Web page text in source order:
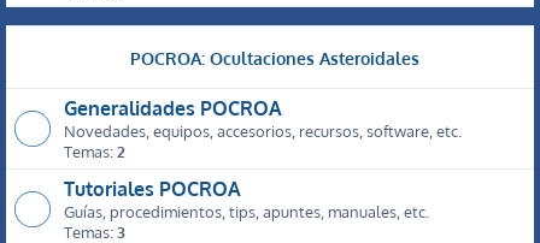
POCROA: Ocultaciones Asteroidales
Generalidades POCROA
Novedades, equipos, accesorios, recursos, software, etc.
Temas:2
Tutoriales POCROA
Guías, procedimientos, tips, apuntes, manuales, etc.
Temas:3